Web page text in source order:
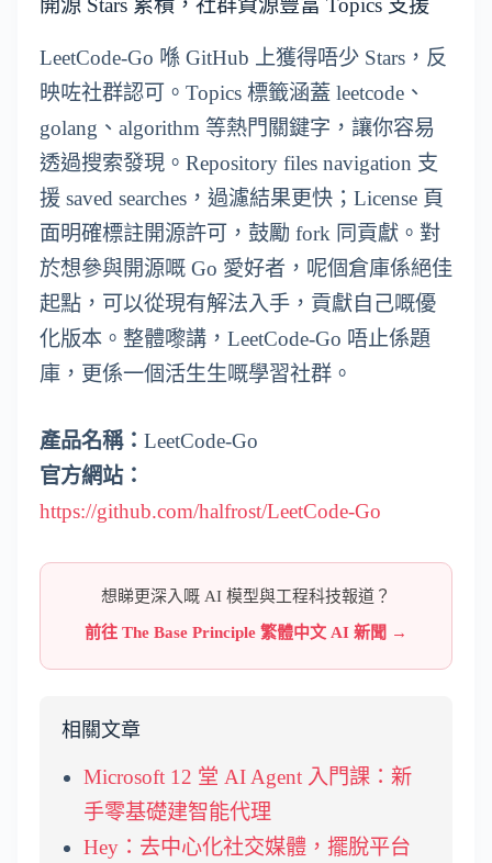
開源 Stars 累積，社群資源豐富 Topics 支援
LeetCode-Go 喺 GitHub 上獲得唔少 Stars，反
映咗社群認可。Topics 標籤涵蓋 leetcode、
golang、algorithm 等熱門關鍵字，讓你容易
透過搜索發現。Repository files navigation 支
援 saved searches，過濾結果更快；License 頁
面明確標註開源許可，鼓勵 fork 同貢獻。對
於想參與開源嘅 Go 愛好者，呢個倉庫係絕佳
起點，可以從現有解法入手，貢獻自己嘅優
化版本。整體嚟講，LeetCode-Go 唔止係題
庫，更係一個活生生嘅學習社群。
產品名稱： LeetCode-Go
官方網站：
https://github.com/halfrost/LeetCode-Go
想睇更深入嘅 AI 模型與工程科技報道？
前往 The Base Principle 繁體中文 AI 新聞 →
相關文章
Microsoft 12 堂 AI Agent 入門課：新
手零基礎建智能代理
Hey：去中心化社交媒體，擺脫平台